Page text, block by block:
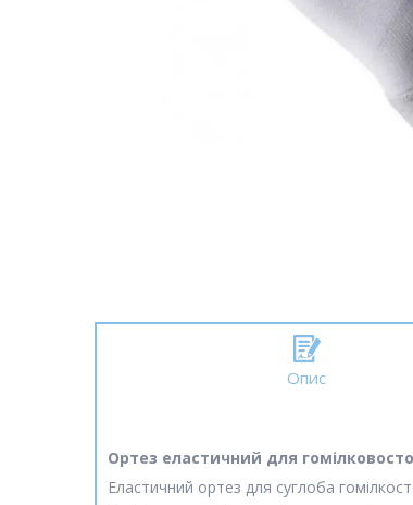
Опис
Ортез еластичний для
Еластичний ортез для суглоба